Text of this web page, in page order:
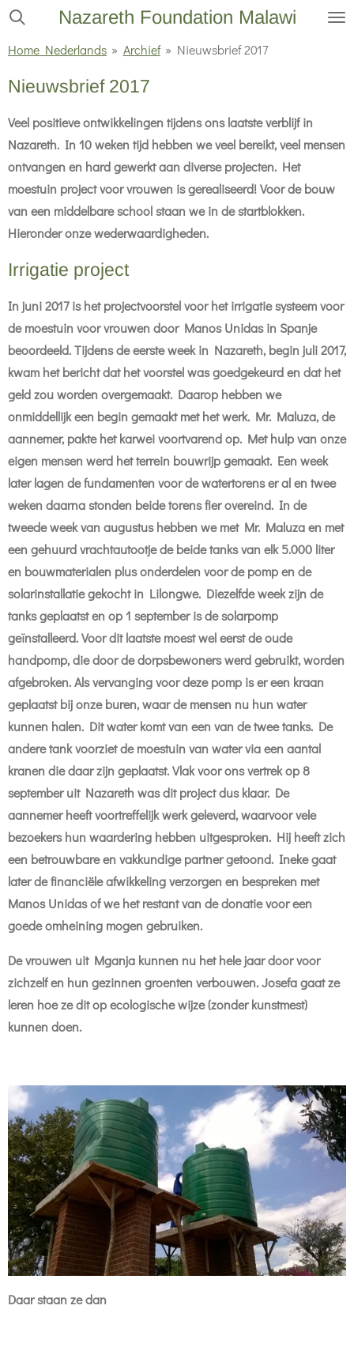
Ga
de
Nazareth Foundation Malawi
Home Nederlands » Archief » Nieuwsbrief 2017
Nieuwsbrief 2017
Veel positieve ontwikkelingen tijdens ons laatste verblijf in
Nazareth. In 10 weken tijd hebben we veel bereikt, veel mensen
ontvangen en hard gewerkt aan diverse projecten. Het
moestuin project voor vrouwen is gerealiseerd! Voor de bouw
van een middelbare school staan we in de startblokken.
Hieronder onze wederwaardigheden.
Irrigatie project
In juni 2017 is het projectvoorstel voor het irrigatie systeem voor
de moestuin voor vrouwen door Manos Unidas in Spanje
beoordeeld. Tijdens de eerste week in Nazareth, begin juli 2017,
kwam het bericht dat het voorstel was goedgekeurd en dat het
geld zou worden overgemaakt. Daarop hebben we
onmiddellijk een begin gemaakt met het werk. Mr. Maluza, de
aannemer, pakte het karwei voortvarend op. Met hulp van onze
eigen mensen werd het terrein bouwrijp gemaakt. Een week
later lagen de fundamenten voor de watertorens er al en twee
weken daarna stonden beide torens fier overeind. In de
tweede week van augustus hebben we met Mr. Maluza en met
een gehuurd vrachtautootje de beide tanks van elk 5.000 liter
en bouwmaterialen plus onderdelen voor de pomp en de
solarinstallatie gekocht in Lilongwe. Diezelfde week zijn de
tanks geplaatst en op 1 september is de solarpomp
geïnstalleerd. Voor dit laatste moest wel eerst de oude
handpomp, die door de dorpsbewoners werd gebruikt, worden
afgebroken. Als vervanging voor deze pomp is er een kraan
geplaatst bij onze buren, waar de mensen nu hun water
kunnen halen. Dit water komt van een van de twee tanks. De
andere tank voorziet de moestuin van water via een aantal
kranen die daar zijn geplaatst. Vlak voor ons vertrek op 8
september uit Nazareth was dit project dus klaar. De
aannemer heeft voortreffelijk werk geleverd, waarvoor vele
bezoekers hun waardering hebben uitgesproken. Hij heeft zich
een betrouwbare en vakkundige partner getoond. Ineke gaat
later de financiële afwikkeling verzorgen en bespreken met
Manos Unidas of we het restant van de donatie voor een
goede omheining mogen gebruiken.
De vrouwen uit Mganja kunnen nu het hele jaar door voor
zichzelf en hun gezinnen groenten verbouwen. Josefa gaat ze
leren hoe ze dit op ecologische wijze (zonder kunstmest)
kunnen doen.
Daar staan ze dan